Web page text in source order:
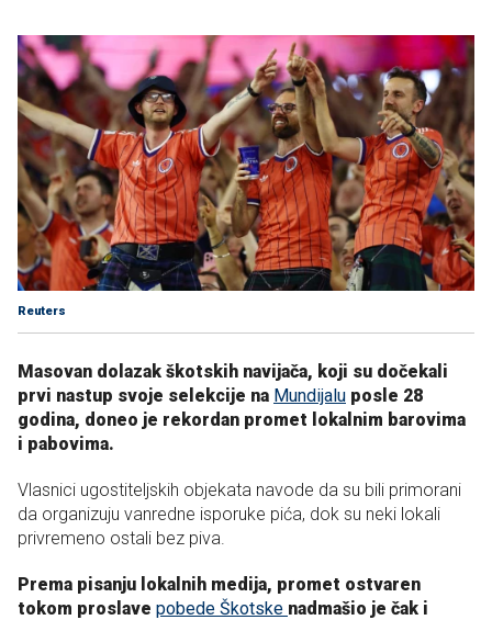
Reuters
Masovan dolazak škotskih navijača, koji su dočekali
prvi nastup svoje selekcije na Mundijalu posle 28
godina, doneo je rekordan promet lokalnim barovima
i pabovima.
Vlasnici ugostiteljskih objekata navode da su bili primorani
da organizuju vanredne isporuke pića, dok su neki lokali
privremeno ostali bez piva.
Prema pisanju lokalnih medija, promet ostvaren
tokom proslave pobede Škotske nadmašio je čak i